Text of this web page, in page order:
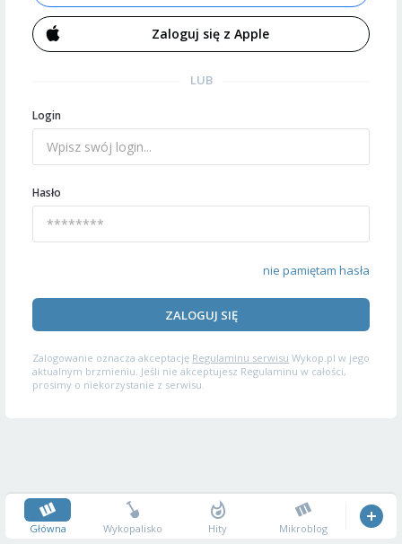
Zaloguj się z Apple
LUB
Login
Hasło
nie pamiętam hasła
ZALOGUJ SIĘ
Zalogowanie oznacza akceptację Regulaminu serwisu Wykop.pl w jego
aktualnym brzmieniu. Jeśli nie akceptujesz Regulaminu w całości,
prosimy o niekorzystanie z serwisu.
Główna Wykopalisko Hity Mikroblog